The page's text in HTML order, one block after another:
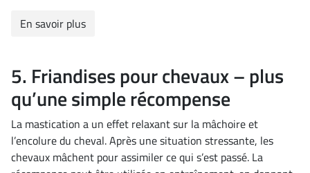
En savoir plus
5. Friandises pour chevaux – plus
qu’une simple récompense
La mastication a un effet relaxant sur la mâchoire et
l’encolure du cheval. Après une situation stressante, les
chevaux mâchent pour assimiler ce qui s’est passé. La